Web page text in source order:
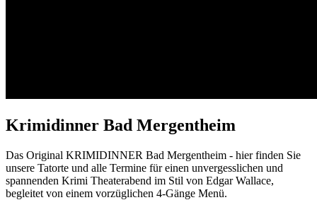
Krimidinner Bad Mergentheim
Das Original KRIMIDINNER Bad Mergentheim - hier finden Sie
unsere Tatorte und alle Termine für einen unvergesslichen und
spannenden Krimi Theaterabend im Stil von Edgar Wallace,
begleitet von einem vorzüglichen 4-Gänge Menü.